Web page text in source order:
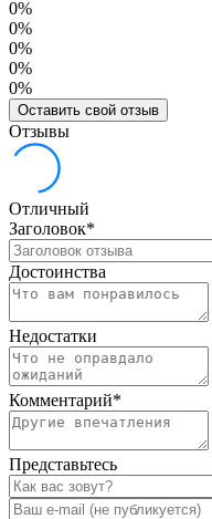
0%
0%
0%
0%
0%
Оставить свой отзыв
Отзывы
Отличный
Заголовок*
Достоинства
Недостатки
Комментарий*
Представьтесь